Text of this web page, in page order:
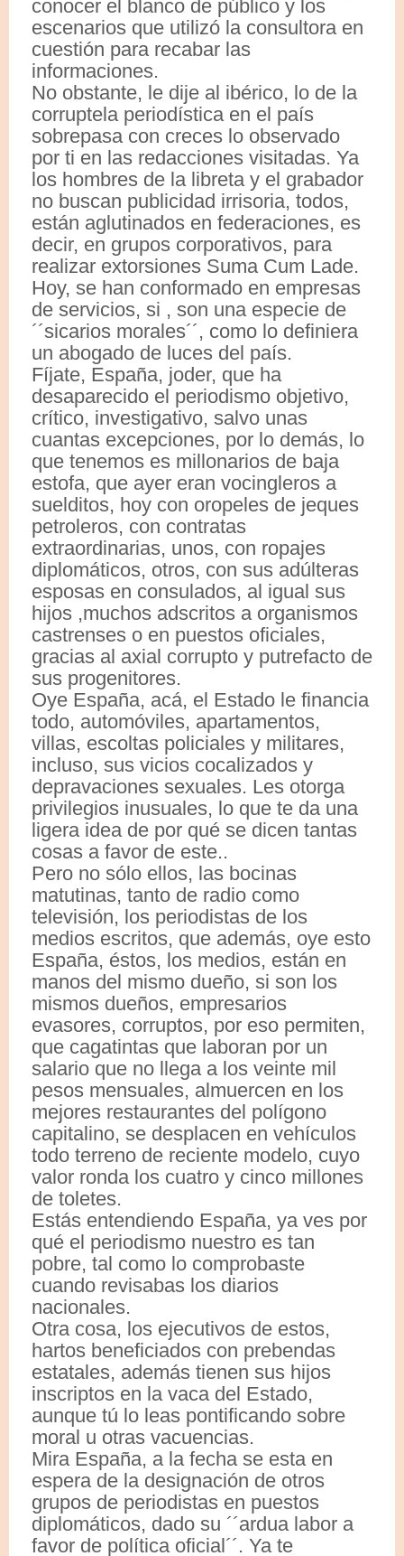
conocer el blanco de público y los
escenarios que utilizó la consultora en
cuestión para recabar las
informaciones.
No obstante, le dije al ibérico, lo de la
corruptela periodística en el país
sobrepasa con creces lo observado
por ti en las redacciones visitadas. Ya
los hombres de la libreta y el grabador
no buscan publicidad irrisoria, todos,
están aglutinados en federaciones, es
decir, en grupos corporativos, para
realizar extorsiones Suma Cum Lade.
Hoy, se han conformado en empresas
de servicios, si , son una especie de
´´sicarios morales´´, como lo definiera
un abogado de luces del país.
Fíjate, España, joder, que ha
desaparecido el periodismo objetivo,
crítico, investigativo, salvo unas
cuantas excepciones, por lo demás, lo
que tenemos es millonarios de baja
estofa, que ayer eran vocingleros a
suelditos, hoy con oropeles de jeques
petroleros, con contratas
extraordinarias, unos, con ropajes
diplomáticos, otros, con sus adúlteras
esposas en consulados, al igual sus
hijos ,muchos adscritos a organismos
castrenses o en puestos oficiales,
gracias al axial corrupto y putrefacto de
sus progenitores.
Oye España, acá, el Estado le financia
todo, automóviles, apartamentos,
villas, escoltas policiales y militares,
incluso, sus vicios cocalizados y
depravaciones sexuales. Les otorga
privilegios inusuales, lo que te da una
ligera idea de por qué se dicen tantas
cosas a favor de este..
Pero no sólo ellos, las bocinas
matutinas, tanto de radio como
televisión, los periodistas de los
medios escritos, que además, oye esto
España, éstos, los medios, están en
manos del mismo dueño, si son los
mismos dueños, empresarios
evasores, corruptos, por eso permiten,
que cagatintas que laboran por un
salario que no llega a los veinte mil
pesos mensuales, almuercen en los
mejores restaurantes del polígono
capitalino, se desplacen en vehículos
todo terreno de reciente modelo, cuyo
valor ronda los cuatro y cinco millones
de toletes.
Estás entendiendo España, ya ves por
qué el periodismo nuestro es tan
pobre, tal como lo comprobaste
cuando revisabas los diarios
nacionales.
Otra cosa, los ejecutivos de estos,
hartos beneficiados con prebendas
estatales, además tienen sus hijos
inscriptos en la vaca del Estado,
aunque tú lo leas pontificando sobre
moral u otras vacuencias.
Mira España, a la fecha se esta en
espera de la designación de otros
grupos de periodistas en puestos
diplomáticos, dado su ´´ardua labor a
favor de política oficial´´. Ya te